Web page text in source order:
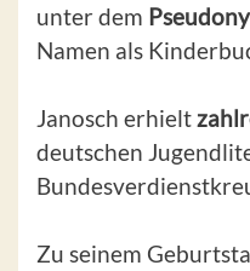
unter dem
Namen als
Janosch erhielt
deutschen
Zu seinem